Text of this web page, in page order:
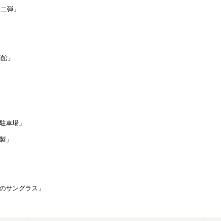
弾」
」
車場」
」
サングラス」